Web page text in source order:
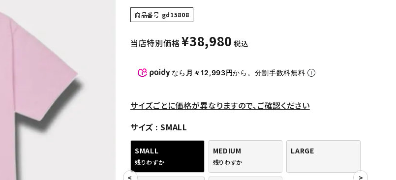
商品番号 gd15808
当店特別価格¥38,980 税込
なら 月々12,993円から。分割手数料無料
サイズごとに価格が異なりますので、ご確認ください
サイズ
SMALL
SMALL
残りわずか
MEDIUM
残りわずか
LARGE